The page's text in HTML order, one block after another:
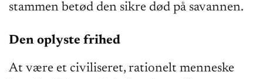
stammen betød den sikre død på savannen.
Den oplyste frihed
At være et civiliseret, rationelt menneske